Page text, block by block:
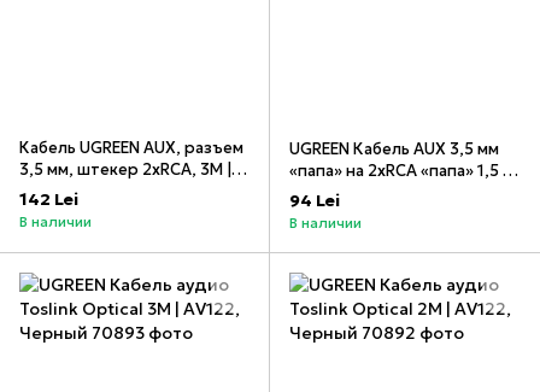
Кабель UGREEN AUX, разъем
3,5 мм, штекер 2xRCA, 3M |
AV102, Серый
142 Lei
В наличии
UGREEN Кабель AUX 3,5 мм
«папа» на 2xRCA «папа» 1,5 м
| AV102, Серый
94 Lei
В наличии